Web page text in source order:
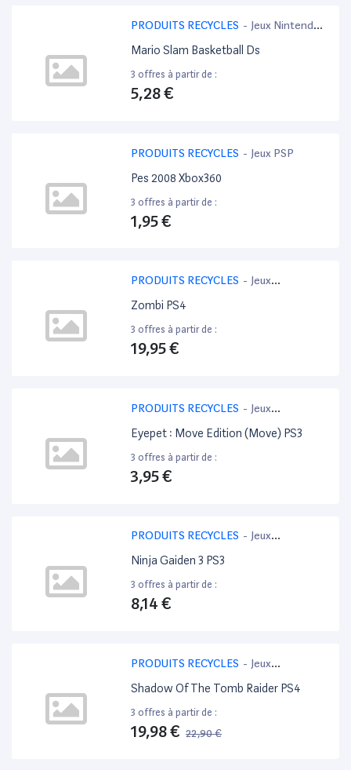
PRODUITS RECYCLES - Jeux Nintendo
3DS
Mario Slam Basketball Ds
3 offres à partir de :
5,28 €
PRODUITS RECYCLES - Jeux PSP
Pes 2008 Xbox360
3 offres à partir de :
1,95 €
PRODUITS RECYCLES - Jeux
PlayStation 4
Zombi PS4
3 offres à partir de :
19,95 €
PRODUITS RECYCLES - Jeux
PlayStation 3
Eyepet : Move Edition (Move) PS3
3 offres à partir de :
3,95 €
PRODUITS RECYCLES - Jeux
PlayStation 3
Ninja Gaiden 3 PS3
3 offres à partir de :
8,14 €
PRODUITS RECYCLES - Jeux
PlayStation 4
Shadow Of The Tomb Raider PS4
3 offres à partir de :
19,98 € 22,90 €